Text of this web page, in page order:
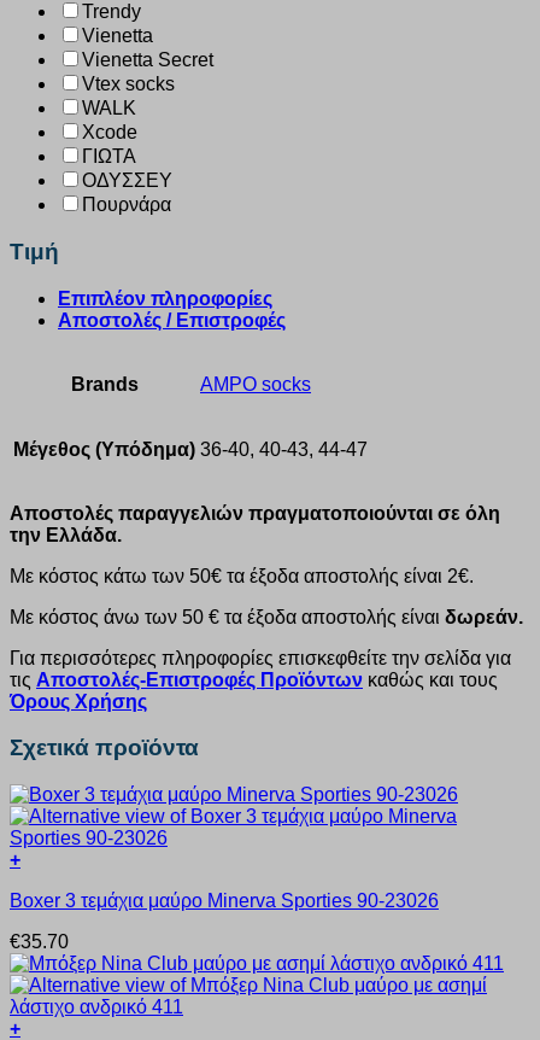
Trendy
Vienetta
Vienetta Secret
Vtex socks
WALK
Xcode
ΓΙΩΤΑ
ΟΔΥΣΣΕΥ
Πουρνάρα
Τιμή
Επιπλέον πληροφορίες
Αποστολές / Επιστροφές
Brands AMPO socks
Μέγεθος (Υπόδημα) 36-40, 40-43, 44-47
Αποστολές παραγγελιών πραγματοποιούνται σε όλη
την Ελλάδα.
Με κόστος κάτω των 50€ τα έξοδα αποστολής είναι 2€.
Με κόστος άνω των 50 € τα έξοδα αποστολής είναι δωρεάν.
Για περισσότερες πληροφορίες επισκεφθείτε την σελίδα για
τις Αποστολές-Επιστροφές Προϊόντων καθώς και τους
Όρους Χρήσης
Σχετικά προϊόντα
+
το
έχει
πολλαπλές
παραλλαγές.
Οι
επιλογές
Boxer 3 τεμάχια μαύρο Minerva Sporties 90-23026
€35.70
+